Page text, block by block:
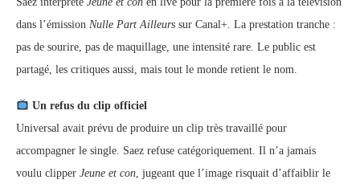
dans l’émission Nulle Part Ailleurs sur Canal+. La prestation tranche :
pas de sourire, pas de maquillage, une intensité rare. Le public est
partagé, les critiques aussi, mais tout le monde retient le nom.
Un refus du clip officiel
Universal avait prévu de produire un clip très travaillé pour
accompagner le single. Saez refuse catégoriquement. Il n’a jamais
voulu clipper Jeune et con , jugeant que l’image risquait d’affaiblir le